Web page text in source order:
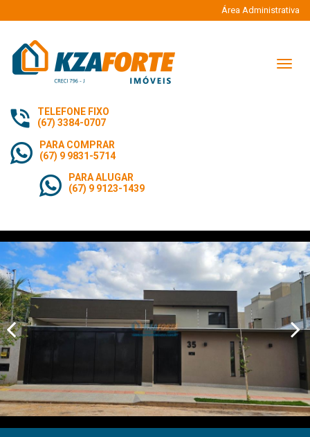
Área Administrativa
TELEFONE FIXO
(67) 3384-0707
PARA COMPRAR
(67) 9 9831-5714
PARA ALUGAR
(67) 9 9123-1439